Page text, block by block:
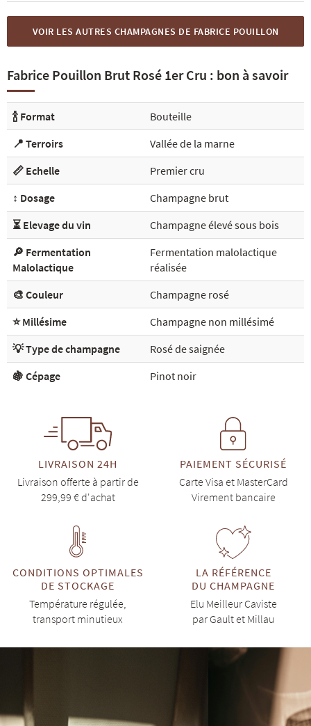
VOIR LES AUTRES CHAMPAGNES DE FABRICE POUILLON
Fabrice Pouillon Brut Rosé 1er Cru : bon à savoir
🍾 Format
Bouteille
📍 Terroirs
Vallée de la marne
📏 Echelle
Premier cru
↕️ Dosage
Champagne brut
⏳ Elevage du vin
Champagne élevé sous bois
🔎 Fermentation
Malolactique
Fermentation malolactique
réalisée
🎨 Couleur
Champagne rosé
⭐ Millésime
Champagne non millésimé
💡 Type de champagne
Rosé de saignée
🍇 Cépage
Pinot noir
LIVRAISON 24H
Livraison offerte à partir de
299,99 € d'achat
PAIEMENT SÉCURISÉ
Carte Visa et MasterCard
Virement bancaire
CONDITIONS OPTIMALES
DE STOCKAGE
Température régulée,
transport minutieux
LA RÉFÉRENCE
DU CHAMPAGNE
Elu Meilleur Caviste
par Gault et Millau